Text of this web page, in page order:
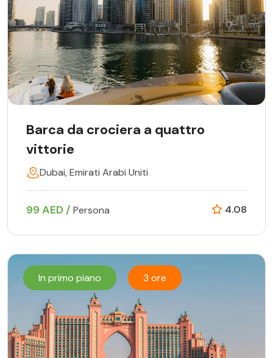
Barca da crociera a quattro
vittorie
Dubai, Emirati Arabi Uniti
99 AED / Persona 4.08
In primo piano 3 ore